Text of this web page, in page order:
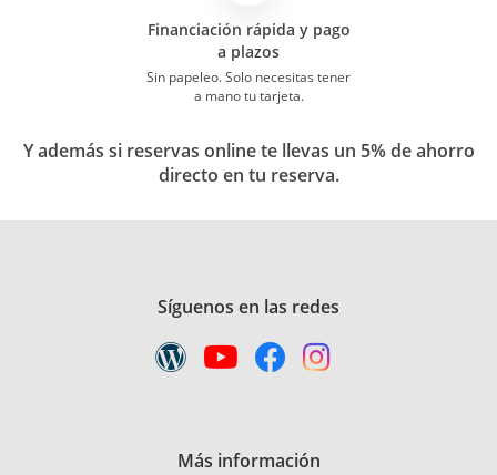
Financiación rápida y pago
a plazos
Sin papeleo. Solo necesitas tener
a mano tu tarjeta.
Y además si reservas online te llevas un 5% de ahorro
directo en tu reserva.
Síguenos en las redes
Más información